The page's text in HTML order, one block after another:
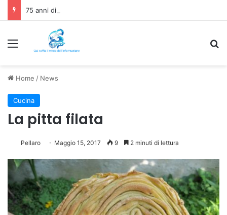
Home / News
Cucina
La pitta filata
Pellaro Maggio 15, 2017 9 2 minuti di lettura